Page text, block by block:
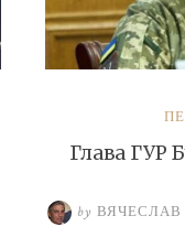
Глава ГУР
by